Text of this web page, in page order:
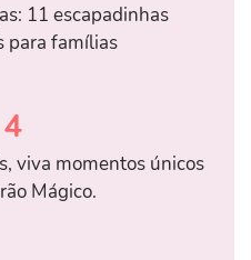
11 escapadinhas
para famílias
4
viva momentos únicos
Mágico.